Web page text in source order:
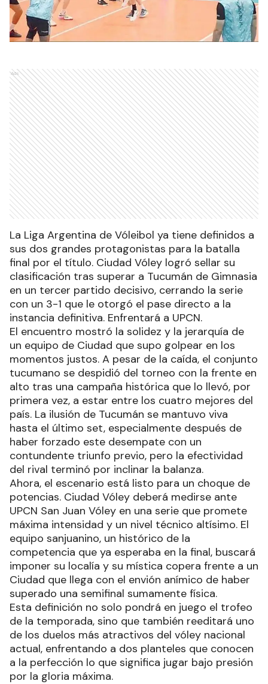
Ads
La Liga Argentina de Vóleibol ya tiene definidos a
sus dos grandes protagonistas para la batalla
final por el título. Ciudad Vóley logró sellar su
clasificación tras superar a Tucumán de Gimnasia
en un tercer partido decisivo, cerrando la serie
con un 3-1 que le otorgó el pase directo a la
instancia definitiva. Enfrentará a UPCN.
El encuentro mostró la solidez y la jerarquía de
un equipo de Ciudad que supo golpear en los
momentos justos. A pesar de la caída, el conjunto
tucumano se despidió del torneo con la frente en
alto tras una campaña histórica que lo llevó, por
primera vez, a estar entre los cuatro mejores del
país. La ilusión de Tucumán se mantuvo viva
hasta el último set, especialmente después de
haber forzado este desempate con un
contundente triunfo previo, pero la efectividad
del rival terminó por inclinar la balanza.
Ahora, el escenario está listo para un choque de
potencias. Ciudad Vóley deberá medirse ante
UPCN San Juan Vóley en una serie que promete
máxima intensidad y un nivel técnico altísimo. El
equipo sanjuanino, un histórico de la
competencia que ya esperaba en la final, buscará
imponer su localía y su mística copera frente a un
Ciudad que llega con el envión anímico de haber
superado una semifinal sumamente física.
Esta definición no solo pondrá en juego el trofeo
de la temporada, sino que también reeditará uno
de los duelos más atractivos del vóley nacional
actual, enfrentando a dos planteles que conocen
a la perfección lo que significa jugar bajo presión
por la gloria máxima.